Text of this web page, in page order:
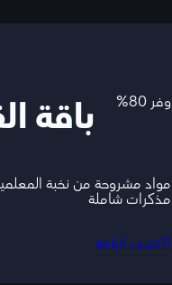
وفر 80% باقة
مواد مشروحة من نخبة
مذكرات شاملة
اكتشف الباقة